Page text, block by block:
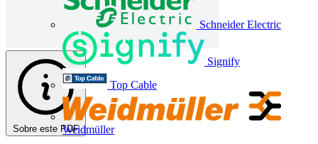
Schneider Electric
Signify
Top Cable
Weidmüller
Sobre este PDF